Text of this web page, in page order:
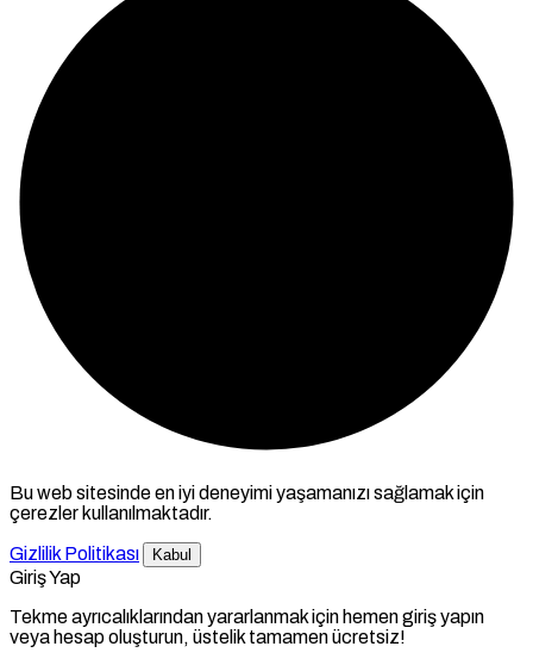
Bu web sitesinde en iyi deneyimi yaşamanızı sağlamak için
çerezler kullanılmaktadır.
Gizlilik Politikası
Kabul
Giriş Yap
Tekme ayrıcalıklarından yararlanmak için hemen giriş yapın
veya hesap oluşturun, üstelik tamamen ücretsiz!